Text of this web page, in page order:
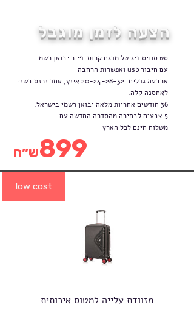
הצעה לזמן מוגבל
סט סוויס דיגיטל מדגם קרוס-פייר יבואן רשמי
עם חיבור usb ואפשרות הרחבה
ארבעה גדלים 20-24-28-32 אינץ, אחד נכנס בשני
לאחסנה קלה.
36 חודשים אחריות מלאה יבואן רשמי בישראל.
5 צבעים לבחירה מהסדרה החדשה עם
משלוח חינם לכל הארץ
899ש״ח
low cost
מזוודת עלייה למטוס איכותית